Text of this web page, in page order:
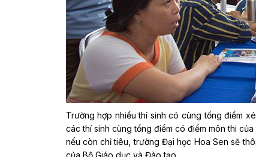
Trường hợp nhiều thí sinh có cùng tổng điểm
các thí sinh cùng tổng điểm có điểm môn thi
nếu còn chỉ tiêu, trường Đại học Hoa Sen sẽ
của Bộ Giáo dục và Đào tạo.